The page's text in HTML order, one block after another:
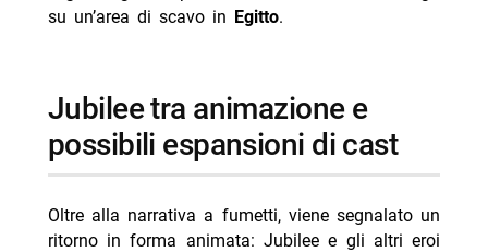
su un’area di scavo in Egitto.
Jubilee tra animazione e
possibili espansioni di cast
Oltre alla narrativa a fumetti, viene segnalato un
ritorno in forma animata: Jubilee e gli altri eroi